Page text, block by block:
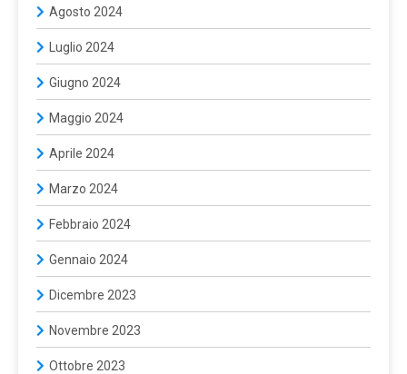
Agosto 2024
Luglio 2024
Giugno 2024
Maggio 2024
Aprile 2024
Marzo 2024
Febbraio 2024
Gennaio 2024
Dicembre 2023
Novembre 2023
Ottobre 2023